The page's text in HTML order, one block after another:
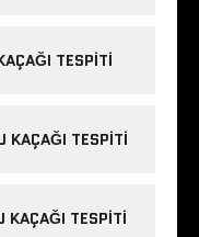
TESPITI
KAÇAĞI TESPITI
KAÇAĞI TESPITI